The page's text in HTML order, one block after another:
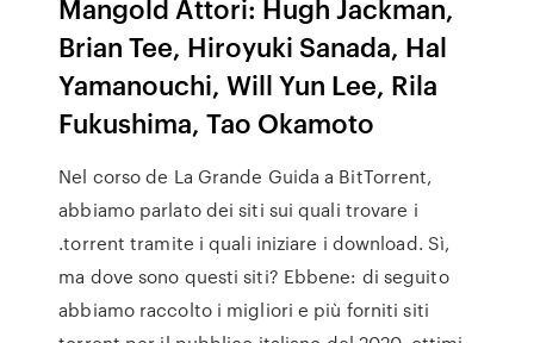
Mangold Attori: Hugh Jackman,
Brian Tee, Hiroyuki Sanada, Hal
Yamanouchi, Will Yun Lee, Rila
Fukushima, Tao Okamoto
Nel corso de La Grande Guida a BitTorrent,
abbiamo parlato dei siti sui quali trovare i
.torrent tramite i quali iniziare i download. Sì,
ma dove sono questi siti? Ebbene: di seguito
abbiamo raccolto i migliori e più forniti siti